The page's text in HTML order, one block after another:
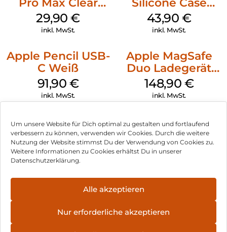
Um unsere Website für Dich optimal zu gestalten und fortlaufend
verbessern zu können, verwenden wir Cookies. Durch die weitere
Nutzung der Website stimmst Du der Verwendung von Cookies zu.
Weitere Informationen zu Cookies erhältst Du in unserer
Datenschutzerklärung.
Alle akzeptieren
Nur erforderliche akzeptieren
Pro Max Clear
Case MagSafe
Transparent
29,90€
inkl. MwSt.
Silicone Case
MagSafe Plum
43,90 €
inkl. MwSt.
Apple Pencil USB-
C Weiß
91,90 €
inkl. MwSt.
Apple MagSafe
Duo Ladegerät
Weiß
148,90 €
inkl. MwSt.
Impressum
Hinweis zur Batterieentsorgung